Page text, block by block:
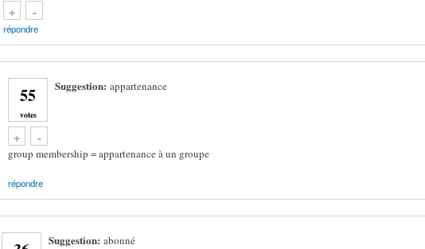
+
Vote up!-
Vote down!
répondre
55
votes
+
Vote up!-
Vote down!
Suggestion:appartenance
group membership = appartenance à un groupe
répondre
Suggestion:abonné